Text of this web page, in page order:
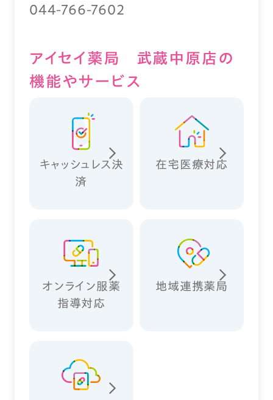
044-766-7602
アイセイ薬局 武蔵中原店の
機能やサービス
キャッシュレス決
済
在宅医療対応
オンライン服薬
指導対応
地域連携薬局